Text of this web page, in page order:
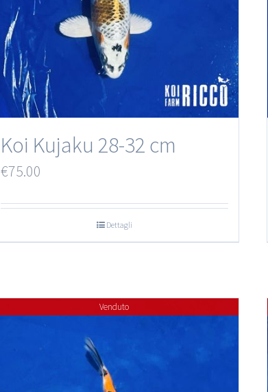
Koi Kujaku 28-32 cm
€75.00
Dettagli
Venduto